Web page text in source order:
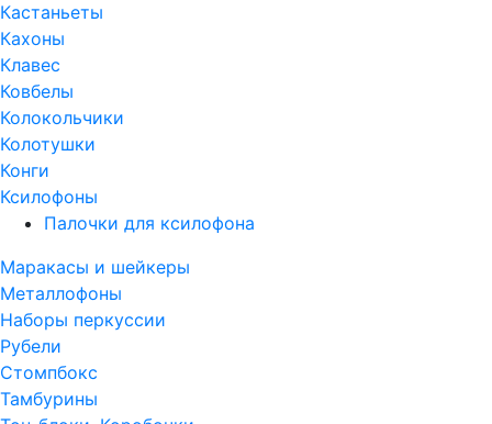
Кастаньеты
Кахоны
Клавес
Ковбелы
Колокольчики
Колотушки
Конги
Ксилофоны
Палочки для ксилофона
Маракасы и шейкеры
Металлофоны
Наборы перкуссии
Рубели
Стомпбокс
Тамбурины